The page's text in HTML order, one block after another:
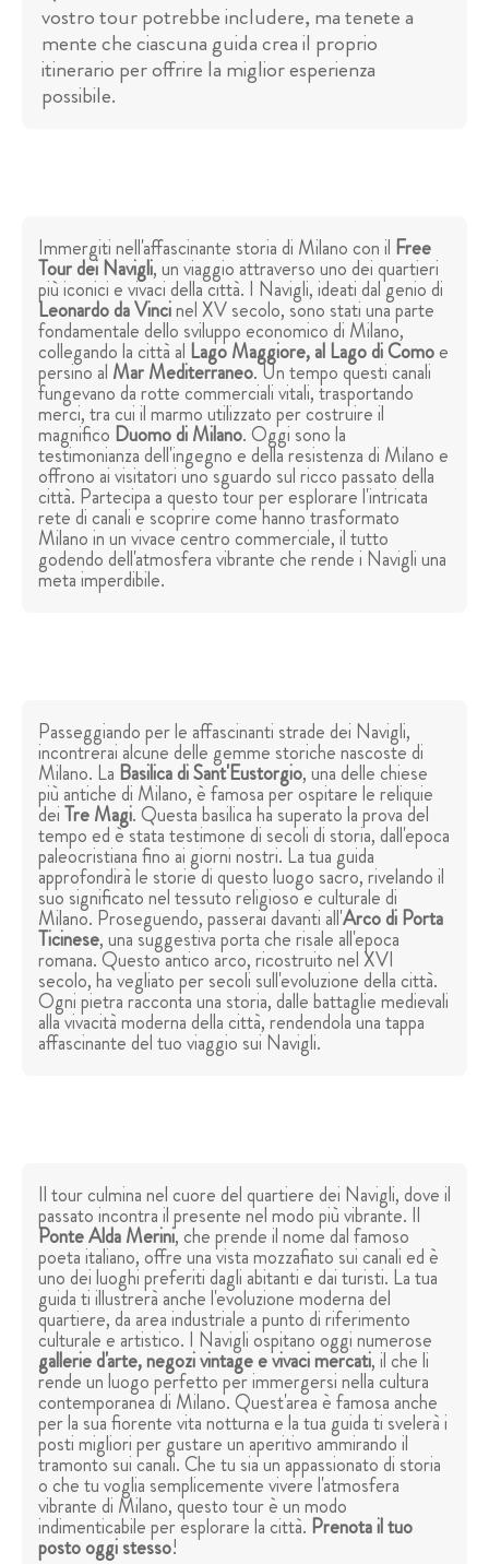
vostro tour potrebbe includere, ma tenete a
mente che ciascuna guida crea il proprio
itinerario per offrire la miglior esperienza
possibile.
Immergiti nell'affascinante storia di Milano con il Free
Tour dei Navigli, un viaggio attraverso uno dei quartieri
più iconici e vivaci della città. I Navigli, ideati dal genio di
Leonardo da Vincinel XV secolo, sono stati una parte
fondamentale dello sviluppo economico di Milano,
collegando la città al Lago Maggiore, al Lago di Comoe
persino al Mar Mediterraneo. Un tempo questi canali
fungevano da rotte commerciali vitali, trasportando
merci, tra cui il marmo utilizzato per costruire il
magnifico Duomo di Milano. Oggi sono la
testimonianza dell'ingegno e della resistenza di Milano e
offrono ai visitatori uno sguardo sul ricco passato della
città. Partecipa a questo tour per esplorare l'intricata
rete di canali e scoprire come hanno trasformato
Milano in un vivace centro commerciale, il tutto
godendo dell'atmosfera vibrante che rende i Navigli una
meta imperdibile.
Passeggiando per le affascinanti strade dei Navigli,
incontrerai alcune delle gemme storiche nascoste di
Milano. La Basilica di Sant'Eustorgio, una delle chiese
più antiche di Milano, è famosa per ospitare le reliquie
deiTre Magi. Questa basilica ha superato la prova del
tempo ed è stata testimone di secoli di storia, dall'epoca
paleocristiana fino ai giorni nostri. La tua guida
approfondirà le storie di questo luogo sacro, rivelando il
suo significato nel tessuto religioso e culturale di
Milano. Proseguendo, passerai davanti all'Arco di Porta
Ticinese, una suggestiva porta che risale all'epoca
romana. Questo antico arco, ricostruito nel XVI
secolo, ha vegliato per secoli sull'evoluzione della città.
Ogni pietra racconta una storia, dalle battaglie medievali
alla vivacità moderna della città, rendendola una tappa
affascinante del tuo viaggio sui Navigli.
Il tour culmina nel cuore del quartiere dei Navigli, dove il
passato incontra il presente nel modo più vibrante. Il
Ponte Alda Merini, che prende il nome dal famoso
poeta italiano, offre una vista mozzafiato sui canali ed è
uno dei luoghi preferiti dagli abitanti e dai turisti. La tua
guida ti illustrerà anche l'evoluzione moderna del
quartiere, da area industriale a punto di riferimento
culturale e artistico. I Navigli ospitano oggi numerose
gallerie d'arte, negozi vintage e vivaci mercati, il che li
rende un luogo perfetto per immergersi nella cultura
contemporanea di Milano. Quest'area è famosa anche
per la sua fiorente vita notturna e la tua guida ti svelerà i
posti migliori per gustare un aperitivo ammirando il
tramonto sui canali. Che tu sia un appassionato di storia
o che tu voglia semplicemente vivere l'atmosfera
vibrante di Milano, questo tour è un modo
indimenticabile per esplorare la città. Prenota il tuo
posto oggi stesso!